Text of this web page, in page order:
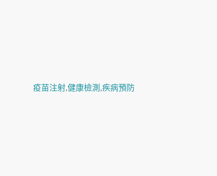
疫苗注射,健康檢測 ,疾病預防